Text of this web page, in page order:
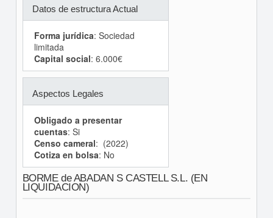
Datos de estructura Actual
Forma jurídica: Sociedad
limitada
Capital social: 6.000€
Aspectos Legales
Obligado a presentar
cuentas: Si
Censo cameral: (2022)
Cotiza en bolsa: No
BORME de ABADAN S CASTELL S.L. (EN
LIQUIDACION)